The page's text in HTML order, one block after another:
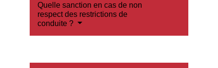
Quelle sanction en cas de non
respect des restrictions de
conduite ?